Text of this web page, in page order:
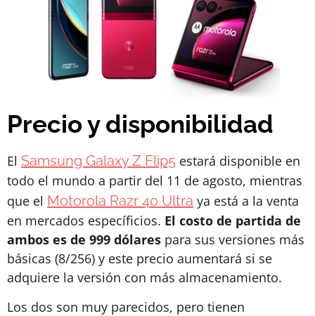
Precio y disponibilidad
El Samsung Galaxy Z Flip5 estará disponible en
todo el mundo a partir del 11 de agosto, mientras
que el Motorola Razr 40 Ultra ya está a la venta
en mercados específicios. El costo de partida de
ambos es de 999 dólares para sus versiones más
básicas (8/256) y este precio aumentará si se
adquiere la versión con más almacenamiento.
Los dos son muy parecidos, pero tienen